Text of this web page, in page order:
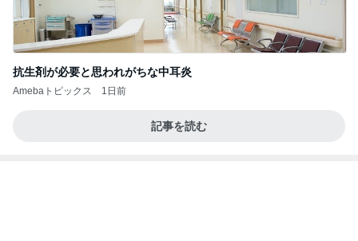
抗生剤が必要と思われがちな中耳炎
Amebaトピックス 1日前
記事を読む